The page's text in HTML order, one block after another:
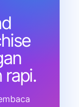
rapi.